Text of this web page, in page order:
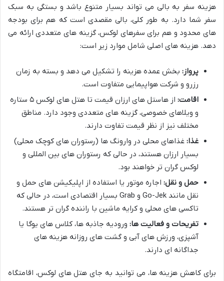
هزینه سفر به بالی می تواند بسیار متنوع باشد و بستگی به سبک
سفر شما دارد. به طور کلی، بالی مقصدی است که هم برای بودجه
های محدود و هم برای سفرهای لوکس، گزینه های متعددی ارائه می
دهد. هزینه های اصلی شامل موارد زیر است:
پرواز: بخش عمده هزینه را تشکیل می دهد و بسته به زمان
رزرو و شرکت هواپیمایی متفاوت است.
اقامت:
از هاستل های ارزان قیمت تا هتل های لوکس ۵ ستاره
و ویلاهای خصوصی، گزینه های متعددی وجود دارد. مناطق
مختلف نیز از نظر قیمت تفاوت دارند.
غذا: غذاهای محلی در وارونگ ها (رستوران های کوچک محلی)
بسیار ارزان هستند، در حالی که رستوران های بین المللی و
لوکس گران تر خواهند بود.
حمل و نقل: اجاره موتور یا استفاده از اپلیکیشن های حمل و
نقل مانند Go-Jek و Grab بسیار اقتصادی است، در حالی که
تاکسی های محلی و کرایه ماشین با راننده گران تر هستند.
تفریحات و فعالیت ها: ورودیه جاذبه ها، کلاس های یوگا یا
آشپزی، ورزش های آبی و گشت های روزانه هزینه های
جداگانه ای دارند.
برای کاهش هزینه ها، می توانید به جای هتل های لوکس، اقامتگاه